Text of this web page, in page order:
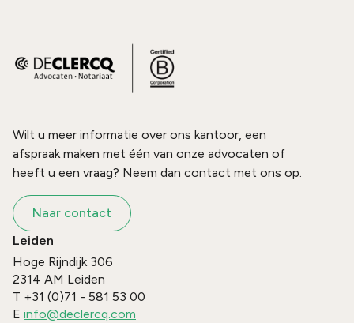
Wilt u meer informatie over ons kantoor, een
afspraak maken met één van onze advocaten of
heeft u een vraag? Neem dan contact met ons op.
Naar contact
Leiden
Hoge Rijndijk 306
2314 AM Leiden
T +31 (0)71 - 581 53 00
E info@declercq.com